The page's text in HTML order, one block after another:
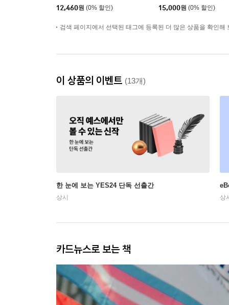
12,460원 (0% 할인)
15,000원 (0% 할인)
검색 페이지에서 선택된 태그에 등록된 더 많은 상품을 확인해
이 상품의 이벤트 (13개)
한 눈에 보는 YES24 단독 선출간
상시 상
카드뉴스로 보는 책